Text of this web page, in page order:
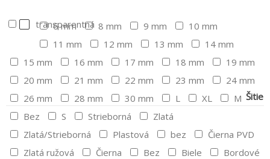
transparentná
6 mm 8 mm 9 mm
10 mm
11 mm
12 mm 13 mm
14 mm
15 mm
16 mm 17 mm 18 mm
19 mm
20 mm
21 mm 22 mm 23 mm
24 mm
26 mm
28 mm 30 mm L XL
M
Bez
S Strieborná
Zlatá
Zlatá/Strieborná
Plastová bez
Čierna PVD
Zlatá ružová
Čierna
Šitie
Bez Biele
Bordové